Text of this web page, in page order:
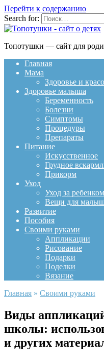
Перейти к содержанию
Search for:
Топотушки — сайт для
Главная
Мама
Здоровье и
Здоровье малыша
Беременность
Болезни
Симптомы
Процедуры
Препараты
Питание
Искусственное
Грудное
Прикорм
Уход
Уход за ребенком
Вещи для
Развитие
Пособия
Своими руками
Аппликации
Рисование
Подарки
Поделки
Вязание
Главная » Своими руками
Виды аппликаций
школы:
и других